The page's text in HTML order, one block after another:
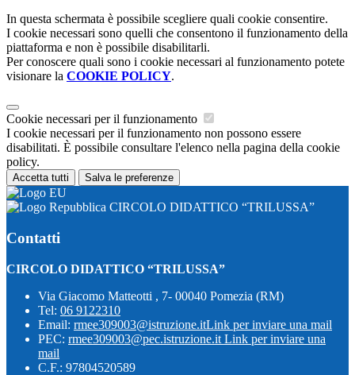
In questa schermata è possibile scegliere quali cookie consentire.
I cookie necessari sono quelli che consentono il funzionamento della
piattaforma e non è possibile disabilitarli.
Per conoscere quali sono i cookie necessari al funzionamento potete
visionare la COOKIE POLICY.
Cookie necessari per il funzionamento
I cookie necessari per il funzionamento non possono essere
disabilitati. È possibile consultare l'elenco nella pagina della cookie
policy.
Accetta tutti Salva le preferenze
CIRCOLO DIDATTICO “TRILUSSA”
Contatti
CIRCOLO DIDATTICO “TRILUSSA”
Via Giacomo Matteotti , 7- 00040 Pomezia (RM)
Tel: 06 9122310
Email: rmee309003@istruzione.itLink per inviare una mail
PEC: rmee309003@pec.istruzione.it Link per inviare una
mail
C.F.: 97804520589